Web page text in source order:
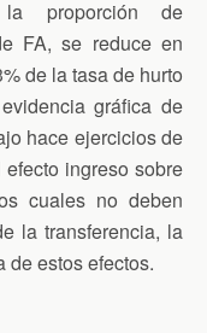
proporción de
FA, se reduce en
de la tasa de hurto
gráfica de
hace ejercicios de
ingreso sobre
cuales no deben
la transferencia, la
de estos efectos.